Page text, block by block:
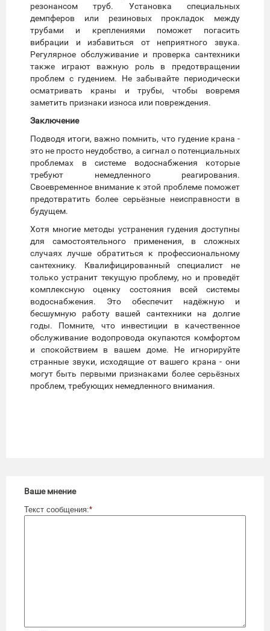
резонансом труб. Установка специальных
демпферов или резиновых прокладок между
трубами и креплениями поможет погасить
вибрации и избавиться от неприятного звука.
Регулярное обслуживание и проверка сантехники
также играют важную роль в предотвращении
проблем с гудением. Не забывайте периодически
осматривать краны и трубы, чтобы вовремя
заметить признаки износа или повреждения.
Заключение
Подводя итоги, важно помнить, что гудение крана -
это не просто неудобство, а сигнал о потенциальных
проблемах в системе водоснабжения которые
требуют немедленного реагирования.
Своевременное внимание к этой проблеме поможет
предотвратить более серьёзные неисправности в
будущем.
Хотя многие методы устранения гудения доступны
для самостоятельного применения, в сложных
случаях лучше обратиться к профессиональному
сантехнику. Квалифицированный специалист не
только устранит текущую проблему, но и проведёт
комплексную оценку состояния всей системы
водоснабжения. Это обеспечит надёжную и
бесшумную работу вашей сантехники на долгие
годы. Помните, что инвестиции в качественное
обслуживание водопровода окупаются комфортом
и спокойствием в вашем доме. Не игнорируйте
странные звуки, исходящие от вашего крана - они
могут быть первыми признаками более серьёзных
проблем, требующих немедленного внимания.
Ваше мнение
Текст сообщения:*